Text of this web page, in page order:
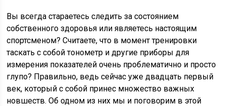
Вы всегда стараетесь следить за состоянием
собственного здоровья или являетесь настоящим
спортсменом? Считаете, что в момент тренировки
таскать с собой тонометр и другие приборы для
измерения показателей очень проблематично и просто
глупо? Правильно, ведь сейчас уже двадцать первый
век, который с собой принес множество важных
новшеств. Об одном из них мы и поговорим в этой